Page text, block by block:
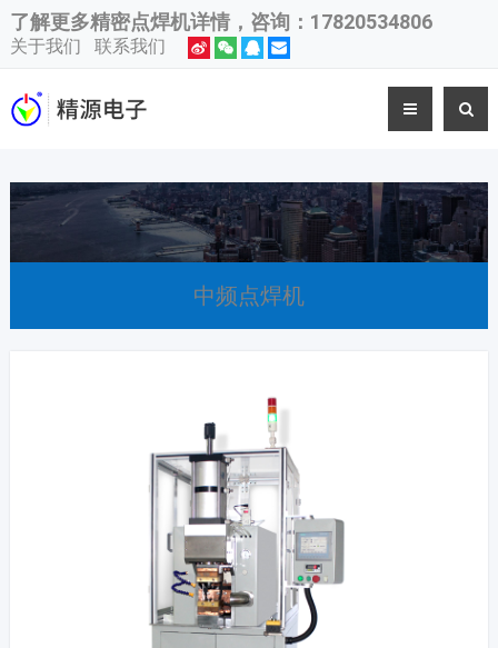
了解更多精密点焊机详情，咨询：17820534806
关于我们 联系我们
中频点焊机